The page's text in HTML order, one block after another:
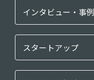
インタビュー・事例
スタートアップ